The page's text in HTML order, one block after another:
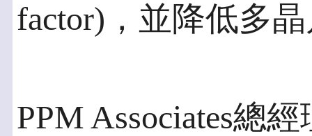
factor)，並降低多
PPM Associates總